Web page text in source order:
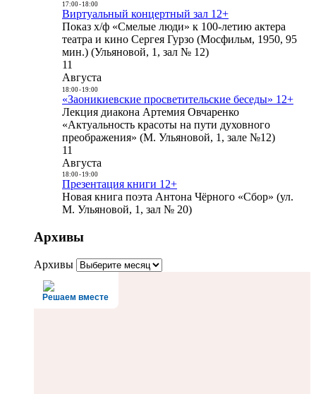
17:00- 18:00
Виртуальный концертный зал 12+
Показ х/ф «Смелые люди» к 100-летию актера
театра и кино Сергея Гурзо (Мосфильм, 1950, 95
мин.) (Ульяновой, 1, зал № 12)
11
Августа
18:00- 19:00
«Заоникиевские просветительские беседы» 12+
Лекция диакона Артемия Овчаренко
«Актуальность красоты на пути духовного
преображения» (М. Ульяновой, 1, зале №12)
11
Августа
18:00- 19:00
Презентация книги 12+
Новая книга поэта Антона Чёрного «Сбор» (ул.
М. Ульяновой, 1, зал № 20)
Архивы
Архивы
Решаем вместе